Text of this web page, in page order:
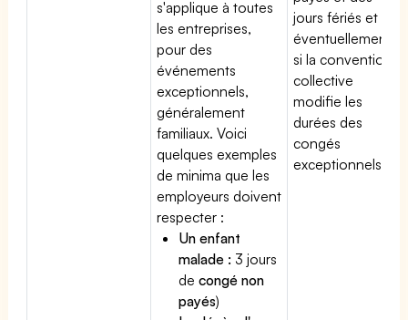
s'applique à toutes
les entreprises,
pour des
événements
exceptionnels,
généralement
familiaux. Voici
quelques exemples
de minima que les
employeurs doivent
respecter :
Un enfant
malade : 3 jours
decongé non
payés)
jours fériés et
éventuellement
si la convention
collective
modifie les
durées des
congés
exceptionnels.